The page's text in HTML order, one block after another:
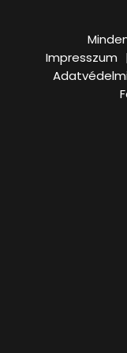
Impresszum